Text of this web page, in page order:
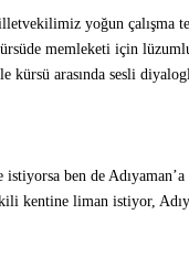
yoğun çalışma
memleketi için
kürsü arasında sesli
ben de
kentine liman istiyor,